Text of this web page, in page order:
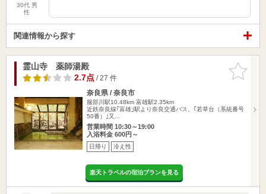
30代 男
性
関連情報から探す
お気に入
りに追加
霊山寺 薬師湯殿
2.7点/ 27 件
奈良県 / 奈良市
服部川駅10.48km 富雄駅2.35km
近鉄奈良線｢富雄｣駅より奈良交通バス、｢若草台（系統番号
50番）｣又…
営業時間 10:30～19:00
入浴料金 600円～
日帰り 冷え性
楽天トラベルの宿泊プランを見る